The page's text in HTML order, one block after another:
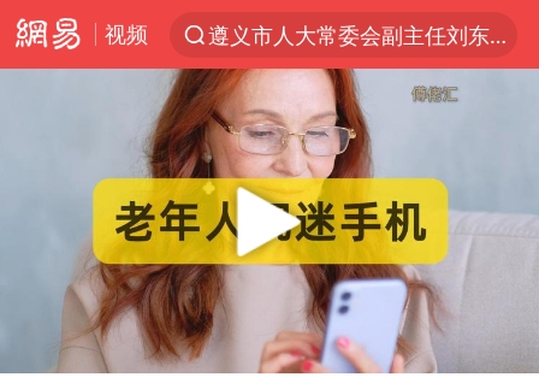
视频
遵义市人大常委会副主任刘东明被查
夜幕落下 运动上场
Meta被判支付5.67亿美元
1岁宝宝碰坏纸巾盒 宝妈被索赔924元
男子结婚8年3个女儿均非亲生
台风白海豚逼近 暴雨大暴雨来袭
Play
00:00